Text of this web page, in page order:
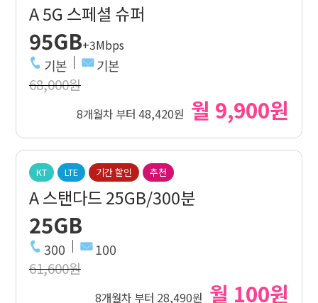
A 5G 스페셜 슈퍼
95GB+3Mbps
기본 기본
68,000원
8개월차 부터 48,420원 월 9,900원
KT LTE 기간 할인 추천
A 스탠다드 25GB/300분
25GB
300 100
61,600원
8개월차 부터 28,490원 월 100원